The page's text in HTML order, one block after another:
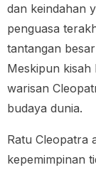
dan keindahan
penguasa
tantangan
Meskipun kisah
warisan
budaya dunia.
Ratu Cleopatra
kepemimpinan